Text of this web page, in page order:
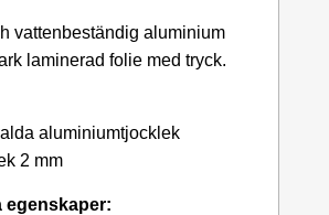
vattenbeständig aluminium
laminerad folie med tryck.
aluminiumtjocklek
2 mm
egenskaper: